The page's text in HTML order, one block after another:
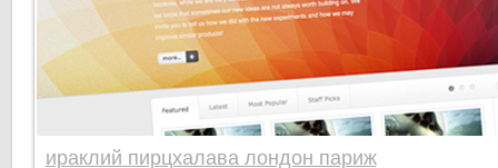
ираклий пирцхалава лондон париж